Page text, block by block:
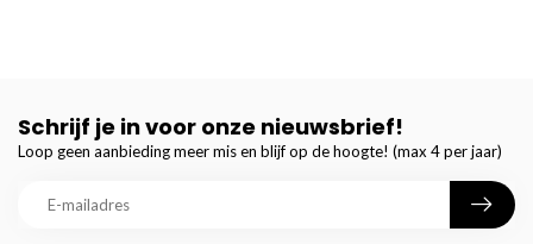
Schrijf je in voor onze nieuwsbrief!
Loop geen aanbieding meer mis en blijf op de hoogte! (max 4 per jaar)